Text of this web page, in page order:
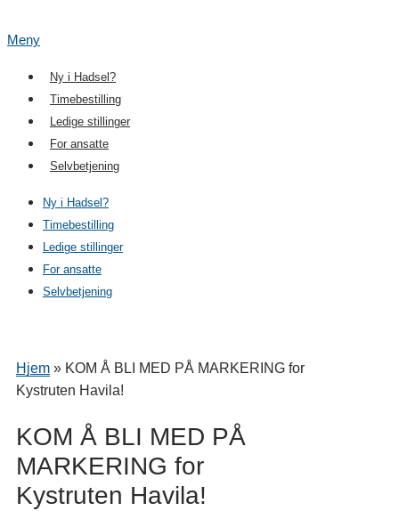
Meny
Ny i Hadsel?
Timebestilling
Ledige stillinger
For ansatte
Selvbetjening
Ny i Hadsel?
Timebestilling
Ledige stillinger
For ansatte
Selvbetjening
Hjem » KOM Å BLI MED PÅ MARKERING for
Kystruten Havila!
KOM Å BLI MED PÅ
MARKERING for
Kystruten Havila!